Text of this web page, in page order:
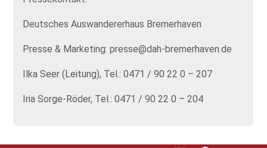
Deutsches Auswandererhaus Bremerhaven
Presse & Marketing: presse@dah-bremerhaven.de
Ilka Seer (Leitung), Tel.: 0471 / 90 22 0 – 207
Iria Sorge-Röder, Tel.: 0471 / 90 22 0 – 204